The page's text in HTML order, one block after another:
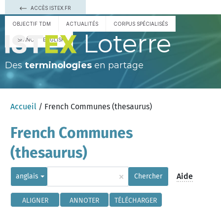
ACCÈS ISTEX.FR
OBJECTIF TDM ACTUALITÉS CORPUS SPÉCIALISÉS
ESPAÑOL ENGLISH Loterre
Des terminologies en partage
Accueil / French Communes (thesaurus)
French Communes
(thesaurus)
anglais × Chercher Aide
ALIGNER ANNOTER TÉLÉCHARGER